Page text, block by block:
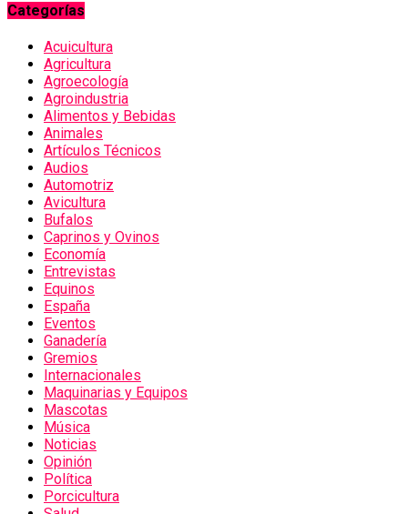
Categorías
Acuicultura
Agricultura
Agroecología
Agroindustria
Alimentos y Bebidas
Animales
Artículos Técnicos
Audios
Automotriz
Avicultura
Bufalos
Caprinos y Ovinos
Economía
Entrevistas
Equinos
España
Eventos
Ganadería
Gremios
Internacionales
Maquinarias y Equipos
Mascotas
Música
Noticias
Opinión
Política
Porcicultura